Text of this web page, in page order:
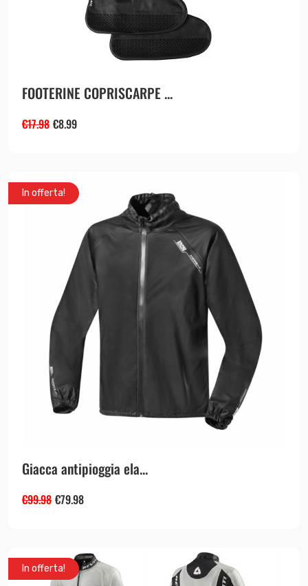
FOOTERINE COPRISCARPE ...
€17.98 €8.99
In offerta!
Giacca antipioggia ela...
€99.98 €79.98
In offerta!